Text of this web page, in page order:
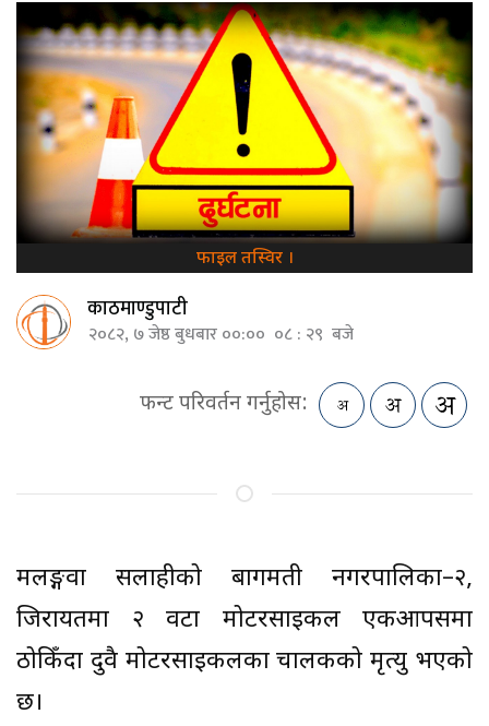
फाइल तस्विर ।
काठमाण्डुपाटी
२०८२, ७ जेष्ठ बुधबार ००:०० ०८ : २९ बजे
फन्ट परिवर्तन गर्नुहोस:
मलङ्गवा सर्लाहीको बागमती नगरपालिका–२,
जिरायतमा २ वटा मोटरसाइकल एकआपसमा
ठोकिँदा दुवै मोटरसाइकलका चालकको मृत्यु भएको
छ।